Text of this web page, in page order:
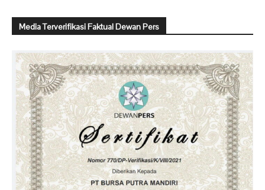
Media Terverifikasi Faktual Dewan Pers